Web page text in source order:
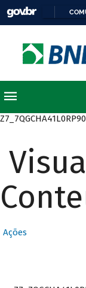
Ações